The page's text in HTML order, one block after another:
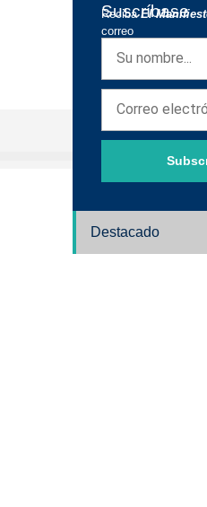
Suscríbase
RecibaEl
correo
Destacado